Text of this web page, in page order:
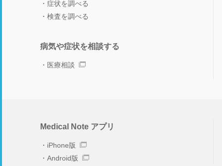
症状を調べる
検査を調べる
病気や症状を相談する
医療相談
Medical Note アプリ
iPhone版
Android版